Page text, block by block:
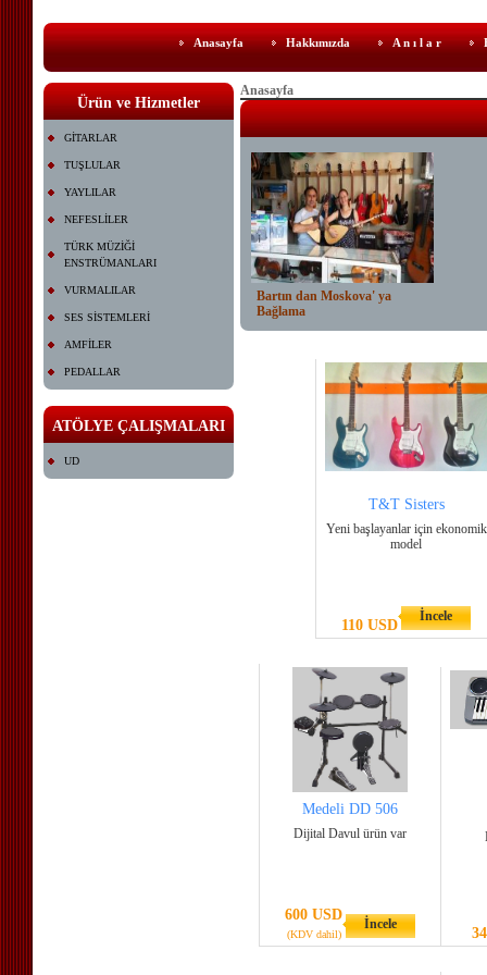
Anasayfa Hakkımızda A n ı l a r
Ürün ve Hizmetler
GİTARLAR
TUŞLULAR
YAYLILAR
NEFESLİLER
TÜRK MÜZİĞİ
ENSTRÜMANLARI
VURMALILAR
SES SİSTEMLERİ
AMFİLER
PEDALLAR
ATÖLYE ÇALIŞMALARI
UD
Anasayfa
Bartın dan Moskova' ya
Bağlama
T&T Sisters
Yeni başlayanlar için ekonomik
model
110 USD
İncele
Medeli DD 506
Dijital Davul ürün var
600 USD
(KDV dahil)
İncele